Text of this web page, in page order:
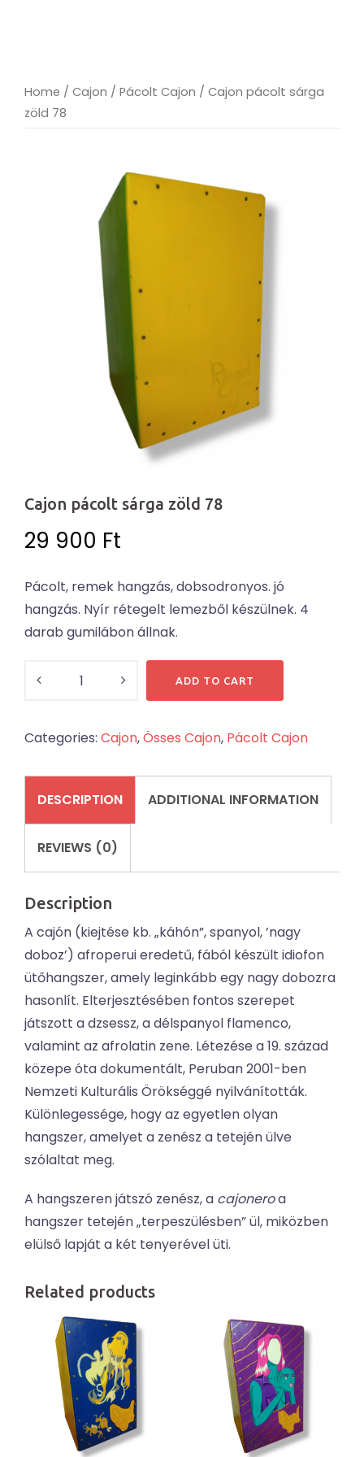
Home / Cajon / Pácolt Cajon / Cajon pácolt sárga
zöld 78
Cajon pácolt sárga zöld 78
29 900 Ft
Pácolt, remek hangzás, dobsodronyos. jó
hangzás. Nyír rétegelt lemezből készülnek. 4
darab gumilábon állnak.
zöld
ADD TO CART
Categories: Cajon,Össes Cajon, Pácolt Cajon
DESCRIPTION ADDITIONAL INFORMATION
REVIEWS (0)
Description
A cajón (kiejtése kb. „káhón”, spanyol, ’nagy
doboz’) afroperui eredetű, fából készült idiofon
ütőhangszer, amely leginkább egy nagy dobozra
hasonlít. Elterjesztésében fontos szerepet
játszott a dzsessz, a délspanyol flamenco,
valamint az afrolatin zene. Létezése a 19. század
közepe óta dokumentált, Peruban 2001-ben
Nemzeti Kulturális Örökséggé nyilvánították.
Különlegessége, hogy az egyetlen olyan
hangszer, amelyet a zenész a tetején ülve
szólaltat meg.
A hangszeren játszó zenész, a cajoneroa
hangszer tetején „terpeszülésben” ül, miközben
elülső lapját a két tenyerével üti.
Related products